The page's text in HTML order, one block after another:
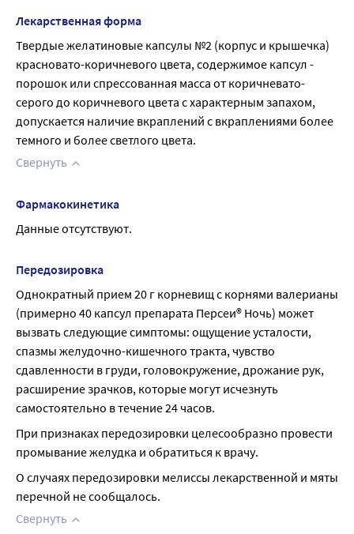
Лекарственная форма
Твердые желатиновые капсулы №2 (корпус и крышечка)
красновато-коричневого цвета, содержимое капсул -
порошок или спрессованная масса от коричневато-
серого до коричневого цвета с характерным запахом,
допускается наличие вкраплений с вкраплениями более
темного и более светлого цвета.
Свернуть
Фармакокинетика
Данные отсутствуют.
Передозировка
Однократный прием 20 г корневищ с корнями валерианы
(примерно 40 капсул препарата Персеи® Ночь) может
вызвать следующие симптомы: ощущение усталости,
спазмы желудочно-кишечного тракта, чувство
сдавленности в груди, головокружение, дрожание рук,
расширение зрачков, которые могут исчезнуть
самостоятельно в течение 24 часов.
При признаках передозировки целесообразно провести
промывание желудка и обратиться к врачу.
О случаях передозировки мелиссы лекарственной и мяты
перечной не сообщалось.
Свернуть